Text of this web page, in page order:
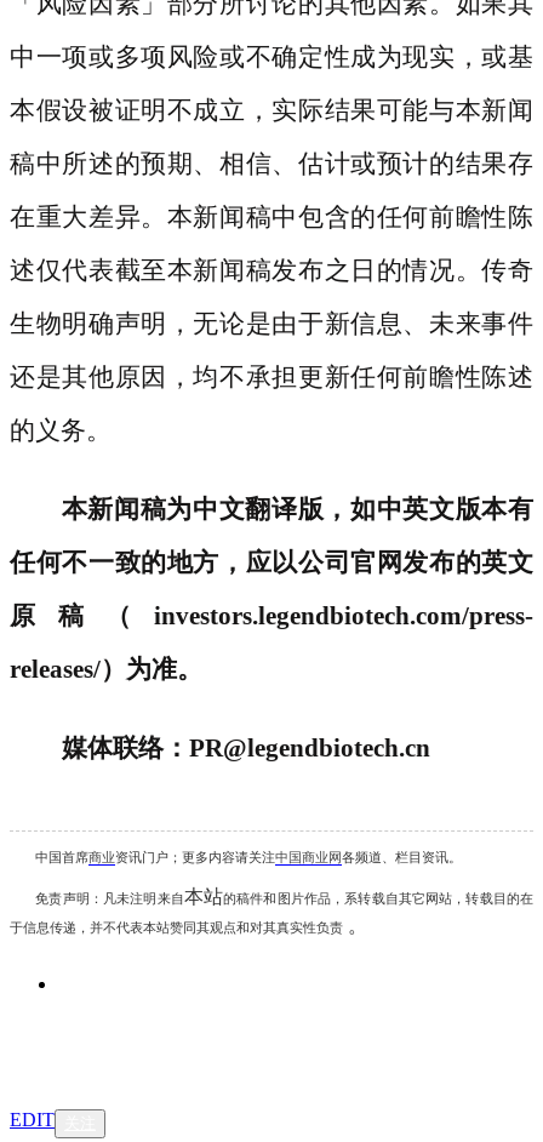
中一项或多项风险或不确定性成为现实，或基
本假设被证明不成立，实际结果可能与本新闻
稿中所述的预期、相信、估计或预计的结果存
在重大差异。本新闻稿中包含的任何前瞻性陈
述仅代表截至本新闻稿发布之日的情况。传奇
生物明确声明，无论是由于新信息、未来事件
还是其他原因，均不承担更新任何前瞻性陈述
的义务。
本新闻稿为中文翻译版，如中英文版本有
任何不一致的地方，应以公司官网发布的英文
原稿（ investors.legendbiotech.com/press-
releases/）为准。
媒体联络： PR@legendbiotech.cn
中国首席商业资讯门户；更多内容请关注中国商业网各频道、栏目资讯
免责声明：凡未注明 来自本站的稿件和图片作品，系转载自其它网站，转载目的在
于信息传递，并不代表本站赞同其观点和对其真实性负责 。
EDIT